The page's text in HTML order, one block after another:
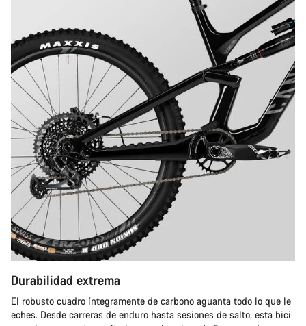
Durabilidad extrema
El robusto cuadro íntegramente de carbono aguanta todo lo que le
eches. Desde carreras de enduro hasta sesiones de salto, esta bici